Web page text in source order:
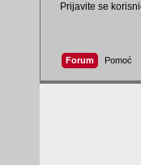
Prijavite se
Forum Pomoć